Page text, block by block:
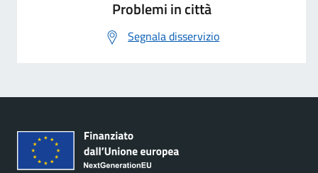
Problemi in città
Segnala disservizio